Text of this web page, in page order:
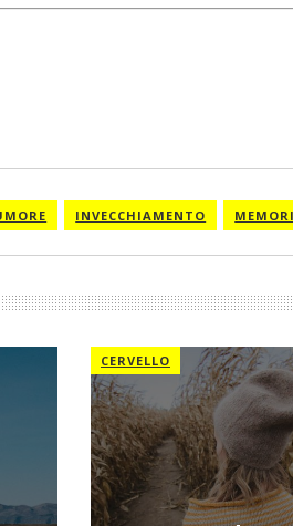
INVECCHIAMENTO
CERVELLO